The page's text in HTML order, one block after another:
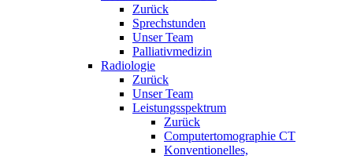
Zurück
Sprechstunden
Unser Team
Palliativmedizin
Radiologie
Zurück
Unser Team
Leistungsspektrum
Zurück
Computertomographie CT
Konventionelles,